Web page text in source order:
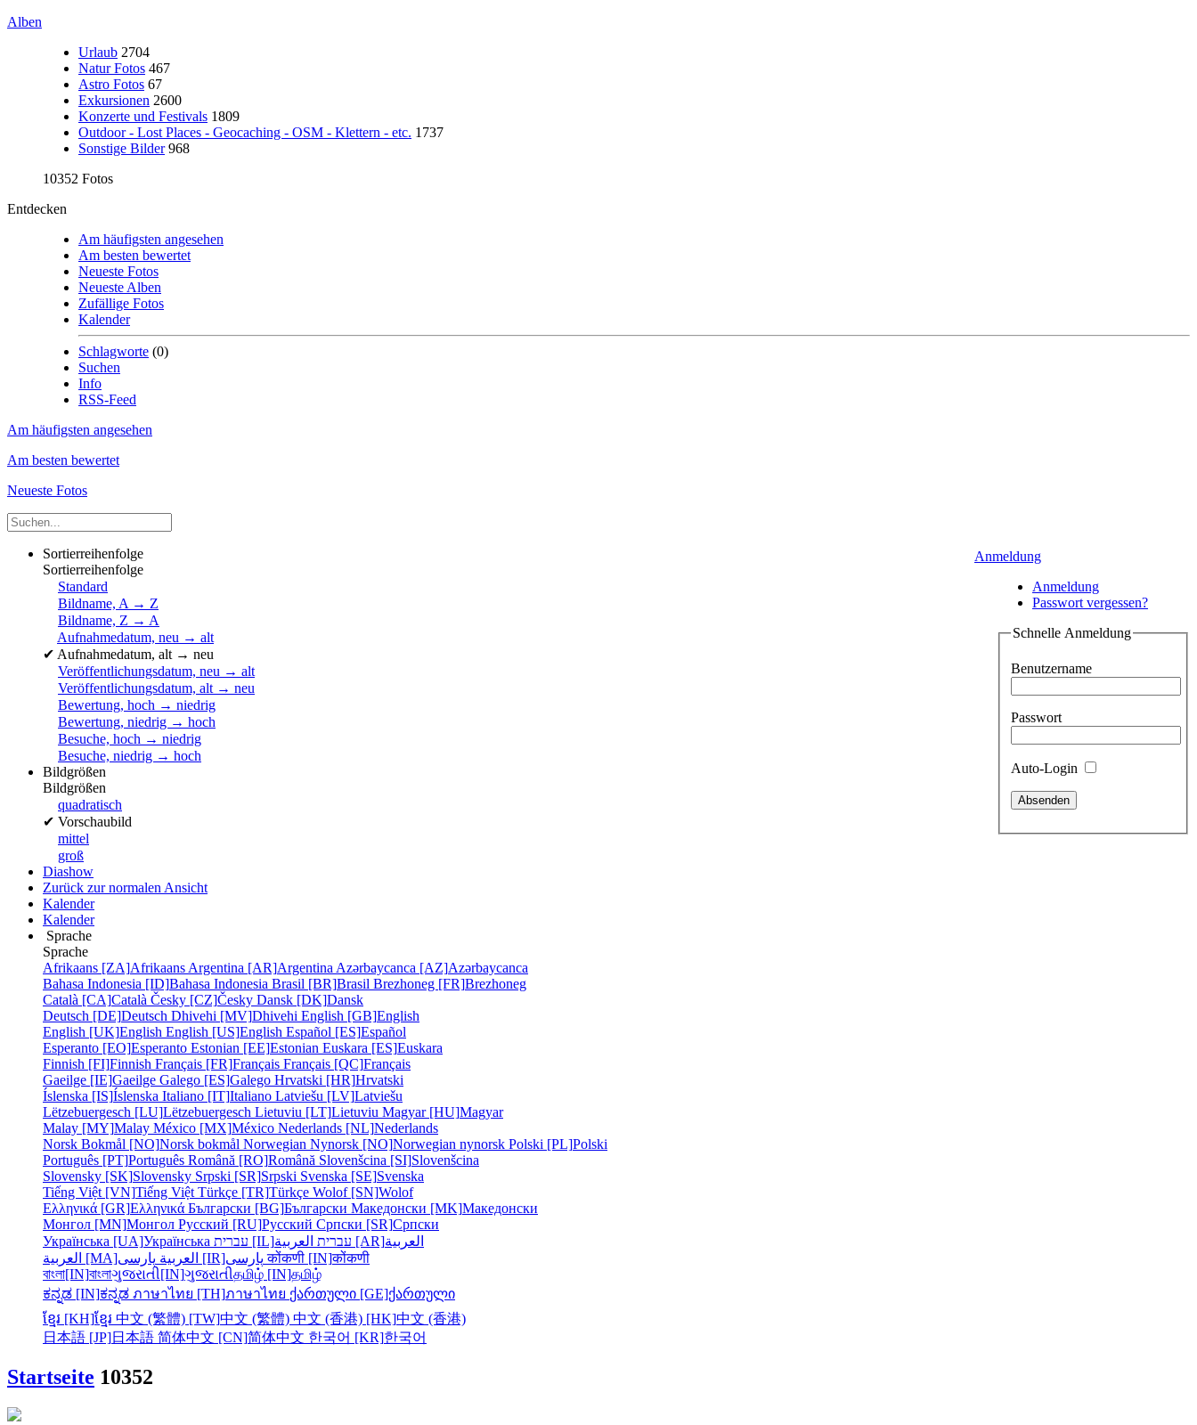
Alben
Urlaub 2704
Natur Fotos 467
Astro Fotos 67
Exkursionen 2600
Konzerte und Festivals 1809
Outdoor - Lost Places - Geocaching - OSM - Klettern - etc. 1737
Sonstige Bilder 968
10352 Fotos
Entdecken
Am häufigsten angesehen
Am besten bewertet
Neueste Fotos
Neueste Alben
Zufällige Fotos
Kalender
Schlagworte (0)
Suchen
Info
RSS-Feed
Am häufigsten angesehen
Am besten bewertet
Neueste Fotos
Anmeldung
Anmeldung
Passwort vergessen?
Schnelle Anmeldung
Benutzername
Passwort
Auto-Login
Sortierreihenfolge
Sortierreihenfolge
Standard
Bildname, A → Z
Bildname, Z → A
Aufnahmedatum, neu → alt
✔ Aufnahmedatum, alt → neu
Veröffentlichungsdatum, neu → alt
Veröffentlichungsdatum, alt → neu
Bewertung, hoch → niedrig
Bewertung, niedrig → hoch
Besuche, hoch → niedrig
Besuche, niedrig → hoch
Bildgrößen
Bildgrößen
quadratisch
✔ Vorschaubild
mittel
groß
Diashow
Zurück zur normalen Ansicht
Kalender
Kalender
Sprache
Sprache
Afrikaans [ZA]Afrikaans Argentina [AR]Argentina Azərbaycanca [AZ]Azərbaycanca
Bahasa Indonesia [ID]Bahasa Indonesia Brasil [BR]Brasil Brezhoneg [FR]Brezhoneg
Català [CA]Català Česky [CZ]Česky Dansk [DK]Dansk
Deutsch [DE]Deutsch Dhivehi [MV]Dhivehi English [GB]English
English [UK]English English [US]English Español [ES]Español
Esperanto [EO]Esperanto Estonian [EE]Estonian Euskara [ES]Euskara
Finnish [FI]Finnish Français [FR]Français Français [QC]Français
Gaeilge [IE]Gaeilge Galego [ES]Galego Hrvatski [HR]Hrvatski
Íslenska [IS]Íslenska Italiano [IT]Italiano Latviešu [LV]Latviešu
Lëtzebuergesch [LU]Lëtzebuergesch Lietuviu [LT]Lietuviu Magyar [HU]Magyar
Malay [MY]Malay México [MX]México Nederlands [NL]Nederlands
Norsk Bokmål [NO]Norsk bokmål Norwegian Nynorsk [NO]Norwegian nynorsk Polski [PL]Polski
Português [PT]Português Română [RO]Română Slovenšcina [SI]Slovenšcina
Slovensky [SK]Slovensky Srpski [SR]Srpski Svenska [SE]Svenska
Tiếng Việt [VN]Tiếng Việt Türkçe [TR]Türkçe Wolof [SN]Wolof
Ελληνικά [GR]Ελληνικά Български [BG]Български Македонски [MK]Македонски
Монгол [MN]Монгол Русский [RU]Русский Српски [SR]Српски
Українська [UA]Українська עברית [IL] עברית العربية [AR]العربية
العربية [MA]
العربية پارسی [IR] پارسیकोंकणी [IN]कोंकणी
বাংলা[IN]বাংলাગુજરાતી[IN]ગુજરાતીதமிழ் [IN]தமிழ்
ಕನ್ನಡ [IN]ಕನ್ನಡ ภาษาไทย [TH]ภาษาไทย ქართული [GE]ქართული
ខ្មែរ [KH]ខ្មែរ 中文 (繁體) [TW]中文 (繁體) 中文 (香港) [HK]中文 (香港)
日本語 [JP]日本語 简体中文 [CN]简体中文 한국어 [KR]한국어
Startseite 10352